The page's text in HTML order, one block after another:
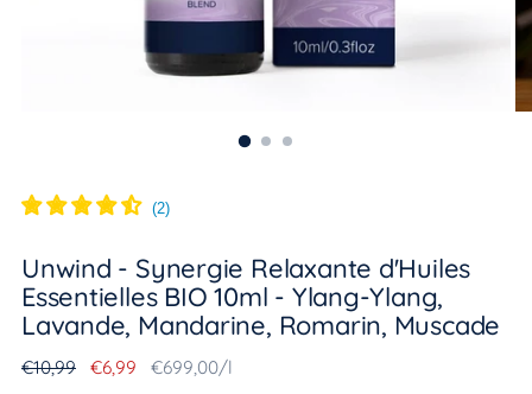
(2)
Unwind - Synergie Relaxante d'Huiles
Essentielles BIO 10ml - Ylang-Ylang,
Lavande, Mandarine, Romarin, Muscade
Prix
€10,99 €6,99 Prix
€699,00/Par
l